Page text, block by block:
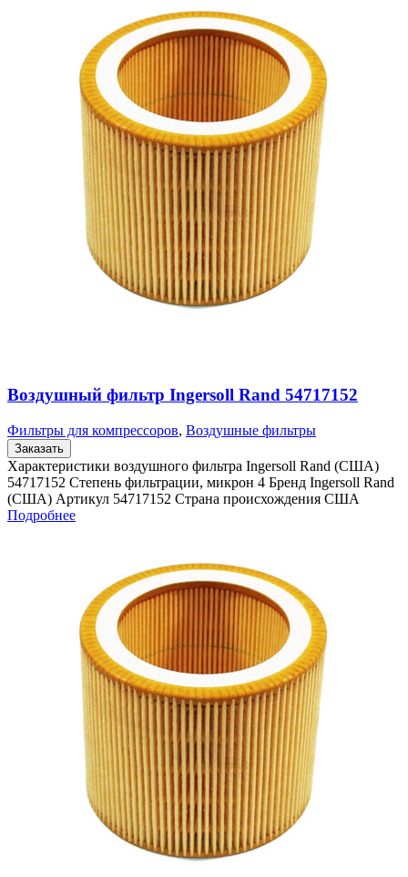
Воздушный фильтр Ingersoll Rand 54717152
Фильтры для компрессоров, Воздушные фильтры
Заказать
Характеристики воздушного фильтра Ingersoll Rand (США)
54717152 Степень фильтрации, микрон 4 Бренд Ingersoll Rand
(США) Артикул 54717152 Страна происхождения США
Подробнее